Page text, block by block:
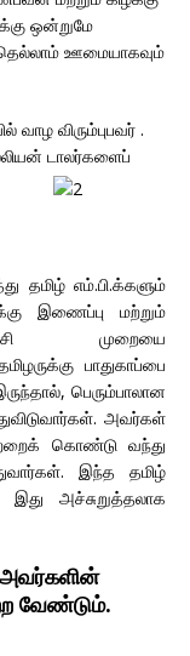
ஒன்றுமே
ஊமையாகவும்
வாழ விரும்புபவர் .
டாலர்களைப்
தமிழ் எம்.பி.க்களும்
இணைப்பு மற்றும்
முறையை
பாதுகாப்பை
பெரும்பாலான
அவர்கள்
கொண்டு வந்து
இந்த தமிழ்
இது அச்சுறுத்தலாக
அவர்களின்
வேண்டும்.